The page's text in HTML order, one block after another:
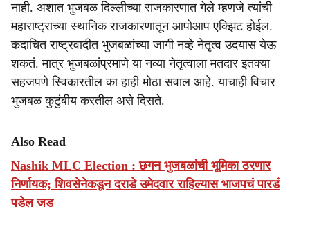
नाही. अशात भुजबळ दिल्लीच्या राजकारणात गेले म्हणजे त्यांची
महाराष्ट्राच्या स्थानिक राजकारणातून आपोआप एक्झिट होईल.
कदाचित राष्ट्रवादीत भुजबळांच्या जागी नव्हे नेतृत्व उदयास येऊ
शकतं. मात्र भुजबळांप्रमाणे या नव्या नेतृत्वाला मतदार इतक्या
सहजपणे स्विकारतील का हाही मोठा सवाल आहे. याचाही विचार
भुजबळ कुटुंबीय करतील असे दिसते.
Also Read
Nashik MLC Election : छगन भुजबळांची भूमिका ठरणार
निर्णायक; शिवसेनेकडून दराडे उमेदवार राहिल्यास भाजपचं पारडं
पडेल जड